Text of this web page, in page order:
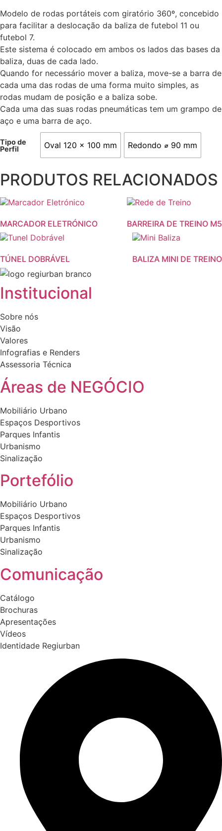
Modelo de rodas portáteis com giratório 360º, concebido
para facilitar a deslocação da baliza de futebol 11 ou
futebol 7.
Este sistema é colocado em ambos os lados das bases da
baliza, duas de cada lado.
Quando for necessário mover a baliza, move-se a barra de
cada uma das rodas de uma forma muito simples, as
rodas mudam de posição e a baliza sobe.
Cada uma das suas rodas pneumáticas tem um grampo de
aço e uma barra de aço.
Tipo de
Perfil
Oval 120 x 100 mm Redondo ⌀ 90 mm
PRODUTOS RELACIONADOS
MARCADOR ELETRÓNICO
This
has
multiple
The
options
may
be
on
the
product
page
BARREIRA DE TREINO M5
TÚNEL DOBRÁVEL
This
has
multiple
variants.
The
may
be
chosen
on
the
product
page
BALIZA MINI DE TREINO
Institucional
Sobre nós
Visão
Valores
Infografias e Renders
Assessoria Técnica
Áreas de NEGÓCIO
Mobiliário Urbano
Espaços Desportivos
Parques Infantis
Urbanismo
Sinalização
Portefólio
Mobiliário Urbano
Espaços Desportivos
Parques Infantis
Urbanismo
Sinalização
Comunicação
Catálogo
Brochuras
Apresentações
Vídeos
Identidade Regiurban